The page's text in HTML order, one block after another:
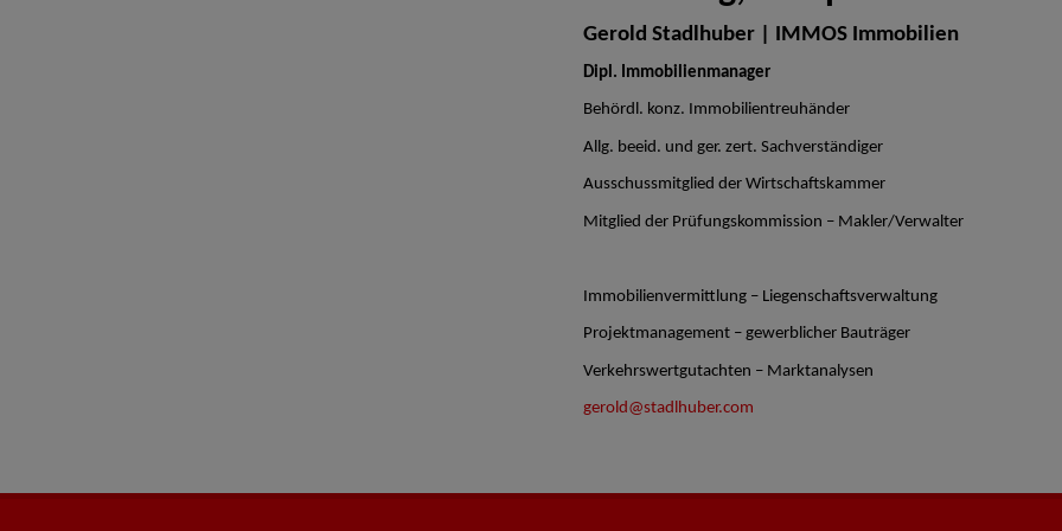
Gerold Stadlhuber | IMMOS Immobilien
Dipl. Immobilienmanager
Behördl. konz. Immobilientreuhänder
Allg. beeid. und ger. zert. Sachverständiger
Ausschussmitglied der Wirtschaftskammer
Mitglied der Prüfungskommission – Makler/Verwalter
Immobilienvermittlung – Liegenschaftsverwaltung
Projektmanagement – gewerblicher Bauträger
Verkehrswertgutachten – Marktanalysen
gerold@stadlhuber.com